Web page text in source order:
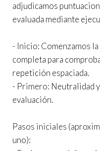
adjudicamos
evaluada mediante
- Inicio: Comenzamos
completa para
repetición espaciada.
- Primero: Neutralidad
evaluación.
Pasos iniciales
uno):